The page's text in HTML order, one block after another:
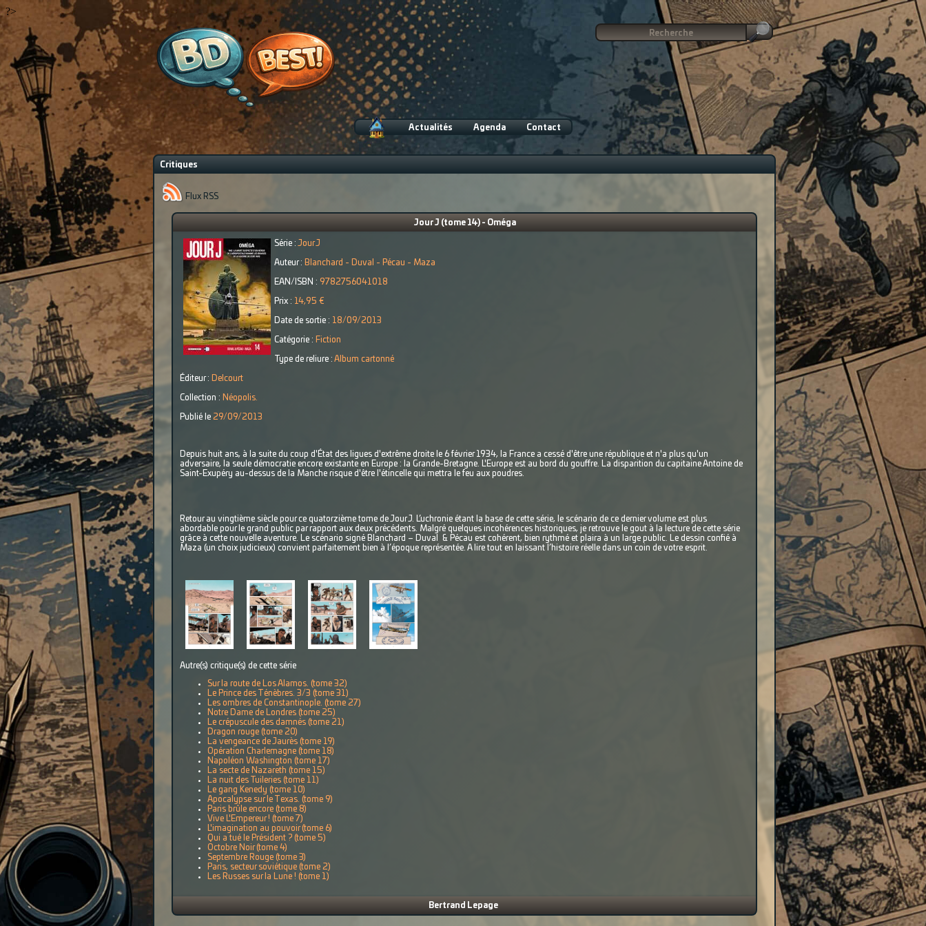
?>
Actualités Agenda Contact
Critiques
Flux RSS
Jour J (tome 14) - Oméga
Série : Jour J
Auteur : Blanchard - Duval - Pécau - Maza
EAN/ISBN : 9782756041018
Prix : 14,95 €
Date de sortie : 18/09/2013
Catégorie : Fiction
Type de reliure : Album cartonné
Éditeur : Delcourt
Collection : Néopolis.
Publié le 29/09/2013
Depuis huit ans, à la suite du coup d'État des ligues d'extrême droite le 6 février 1934, la France a cessé d'être une république et n'a plus qu'un
adversaire, la seule démocratie encore existante en Europe : la Grande-Bretagne. L'Europe est au bord du gouffre. La disparition du capitaine Antoine de
Saint-Exupéry au-dessus de la Manche risque d'être l'étincelle qui mettra le feu aux poudres.
Retour au vingtième siècle pour ce quatorzième tome de Jour J. L’uchronie étant la base de cette série, le scénario de ce dernier volume est plus
abordable pour le grand public par rapport aux deux précédents. Malgré quelques incohérences historiques, je retrouve le gout à la lecture de cette série
grâce à cette nouvelle aventure. Le scénario signé Blanchard – Duval & Pécau est cohérent, bien rythmé et plaira à un large public. Le dessin confié à
Maza (un choix judicieux) convient parfaitement bien à l’époque représentée. A lire tout en laissant l’histoire réelle dans un coin de votre esprit.
Autre(s) critique(s) de cette série
Sur la route de Los Alamos. (tome 32)
Le Prince des Ténèbres. 3/3 (tome 31)
Les ombres de Constantinople. (tome 27)
Notre Dame de Londres (tome 25)
Le crépuscule des damnés (tome 21)
Dragon rouge (tome 20)
La vengeance de Jaurès (tome 19)
Opération Charlemagne (tome 18)
Napoléon Washington (tome 17)
La secte de Nazareth (tome 15)
La nuit des Tuileries (tome 11)
Le gang Kenedy (tome 10)
Apocalypse sur le Texas. (tome 9)
Paris brûle encore (tome 8)
Vive L'Empereur ! (tome 7)
L'imagination au pouvoir (tome 6)
Qui a tué le Président ? (tome 5)
Octobre Noir (tome 4)
Septembre Rouge (tome 3)
Paris, secteur soviétique (tome 2)
Les Russes sur la Lune ! (tome 1)
Bertrand Lepage